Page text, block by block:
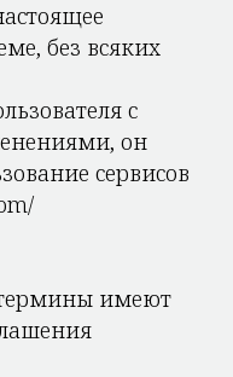
без всяких
с
он
сервисов
имеют